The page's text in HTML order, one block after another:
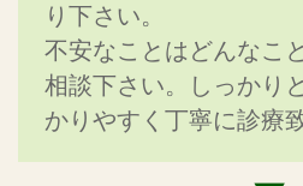
り下さい。
不安なことはどんなこ
相談下さい。しっかり
かりやすく丁寧に診療